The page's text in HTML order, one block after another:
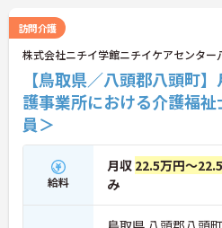
訪問介護
株式会社ニチイ学館ニチイケアセンター
【鳥取県／八頭郡八頭町
護事業所における介護福
員＞
給料
月収 22.5万円～
み